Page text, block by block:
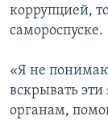
коррупцией,
самороспуске.
«Я не
вскрывать
органам,